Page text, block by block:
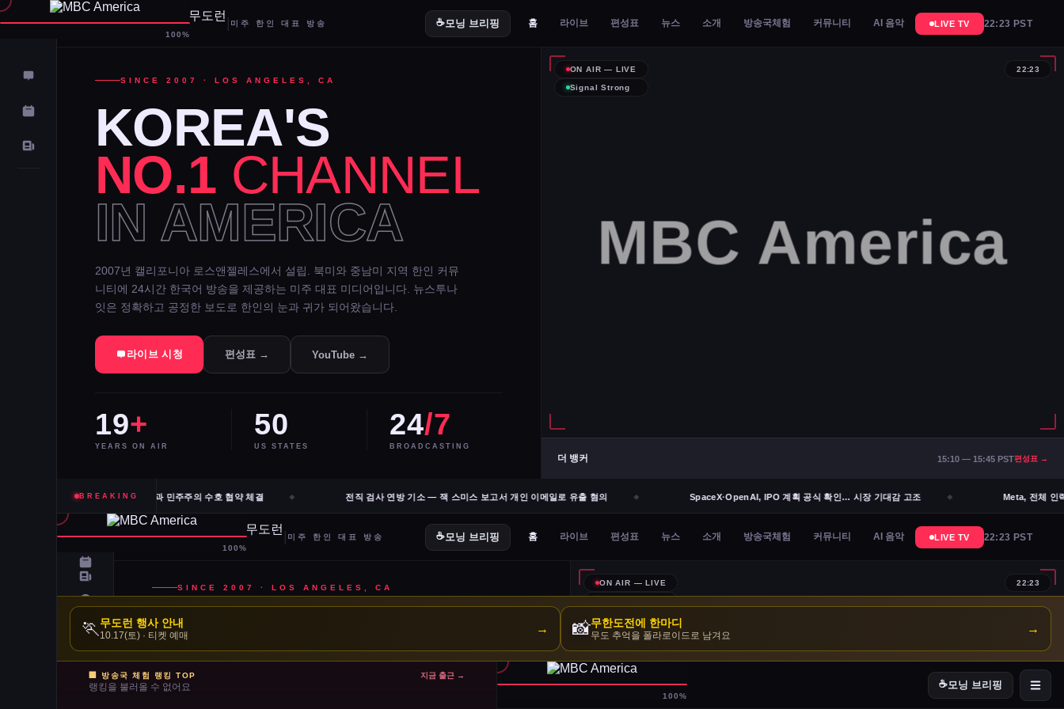
100%
D-
미주 한인 대표 방송 ☕모닝 브리핑 홈 라이브 편성표 뉴스 소개 방송국체험 커뮤니티 AI 음악 LIVE TV 22:23 PST
SINCE 2007 · LOS ANGELES, CA
KOREA'S
NO.1 CHANNEL
IN AMERICA
2007년 캘리포니아 로스앤젤레스에서 설립. 북미와 중남미 지역 한인 커뮤
니티에 24시간 한국어 방송을 제공하는 미주 대표 미디어입니다. 뉴스투나
잇은 정확하고 공정한 보도로 한인의 눈과 귀가 되어왔습니다.
라이브 시청 편성표 → YouTube →
19+
YEARS ON AIR
50
US STATES
24/7
BROADCASTING
MBC America
ON AIR — LIVE
Signal Strong
22:23
더 뱅커 15:10 — 15:45 PST편성표 →
BREAKING
·신시내티 등 10개 도시 시장, 유럽과 민주주의 수호 협약 체결 전직 검사 연방 기소 — 잭 스미스 보고서 개인 이메일로 유출 혐의 SpaceX·OpenAI, IPO 계획 공식 확인… 시장 기대감 고조 Meta, 전체 인력
🏃 무도런 행사 안내
10.17(토) · 티켓 예매
→ 📸무한도전에 한마디
무도 추억을 폴라로이드로 남겨요
→
🏢 방송국 체험 랭킹 TOP 지금 출근 →
랭킹을 불러올 수 없어요